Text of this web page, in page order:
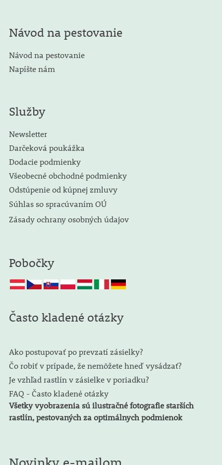
Návod na pestovanie
Návod na pestovanie
Napíšte nám
Služby
Newsletter
Darčeková poukážka
Dodacie podmienky
Všeobecné obchodné podmienky
Odstúpenie od kúpnej zmluvy
Súhlas so spracúvaním OÚ
Zásady ochrany osobných údajov
Pobočky
Často kladené otázky
Ako postupovať po prevzatí zásielky?
Čo robiť v prípade, že nemôžete hneď vysádzať?
Je vzhľad rastlín v zásielke v poriadku?
FAQ - Často kladené otázky
Všetky vyobrazenia sú ilustračné fotografie starších
rastlín, pestovaných za optimálnych podmienok